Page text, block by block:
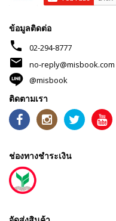
ข้อมูลติดต่อ
phone 02-294-8777
mail
no-reply@misbook.com
@misbook
ติดตามเรา
ช่องทางชำระเงิน